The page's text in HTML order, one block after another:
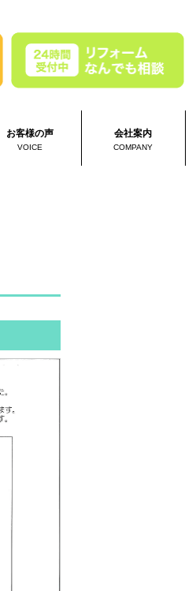
お客様の声
VOICE
会社案内
COMPANY